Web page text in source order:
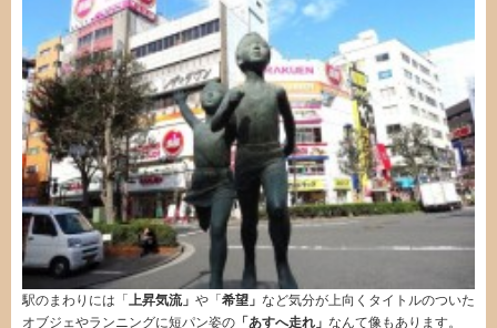
駅のまわりには「 上昇気流」 や「希望」 など気分が上向くタイトルのついた
オブジェやランニングに短パン姿の 「あすへ走れ」 なんて像もあります。